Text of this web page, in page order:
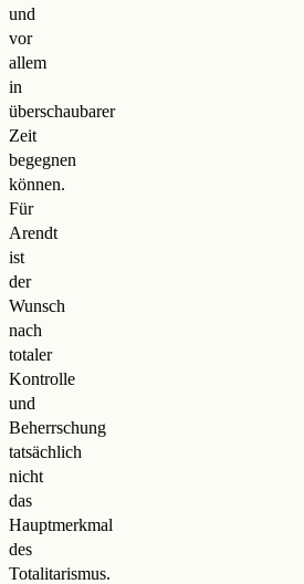
und
vor
allem
in
überschaubarer
Zeit
begegnen
können.
Für
Arendt
ist
der
Wunsch
nach
totaler
Kontrolle
und
Beherrschung
tatsächlich
nicht
das
Hauptmerkmal
des
Totalitarismus.